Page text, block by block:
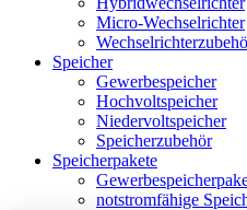
Micro-Wechselrichter
Speicher
Gewerbespeicher
Hochvoltspeicher
Niedervoltspeicher
Speicherzubehör
Speicherpakete
notstromfähige